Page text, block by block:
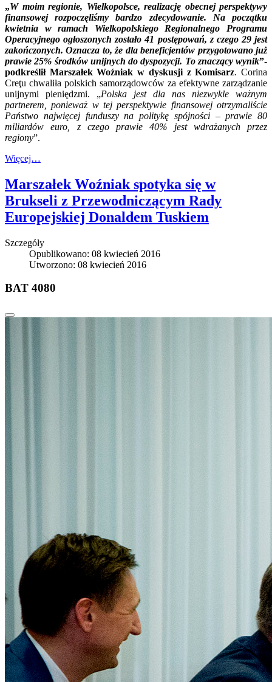
„W moim regionie, Wielkopolsce, realizację obecnej perspektywy
finansowej rozpoczęliśmy bardzo zdecydowanie. Na początku
kwietnia w ramach Wielkopolskiego Regionalnego Programu
Operacyjnego ogłoszonych zostało 41 postępowań, z czego 29 jest
zakończonych. Oznacza to, że dla beneficjentów przygotowano już
prawie 25% środków unijnych do dyspozycji. To znaczący wynik”-
podkreślił Marszałek Woźniak w dyskusji z Komisarz. Corina
Creţu chwaliła polskich samorządowców za efektywne zarządzanie
unijnymi pieniędzmi. „Polska jest dla nas niezwykle ważnym
partnerem, ponieważ w tej perspektywie finansowej otrzymaliście
Państwo najwięcej funduszy na politykę spójności – prawie 80
miliardów euro, z czego prawie 40% jest wdrażanych przez
regiony”.
Więcej…
Marszałek Woźniak spotyka się w
Brukseli z Przewodniczącym Rady
Europejskiej Donaldem Tuskiem
Szczegóły
Opublikowano: 08 kwiecień 2016
Utworzono: 08 kwiecień 2016
BAT 4080